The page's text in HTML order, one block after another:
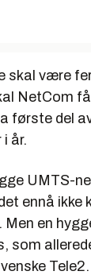
skal være
NetCom
første del
år.
UMTS-
ennå ikke
en
som